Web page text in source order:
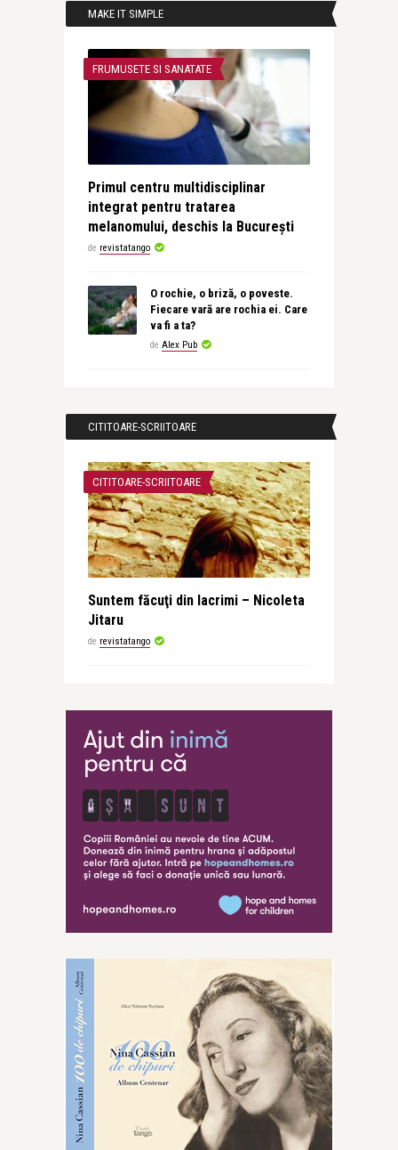
MAKE IT SIMPLE
FRUMUSETE SI SANATATE
Primul centru multidisciplinar
integrat pentru tratarea
melanomului, deschis la București
de revistatango
O rochie, o briză, o poveste.
Fiecare vară are rochia ei. Care
va fi a ta?
de Alex Pub
CITITOARE-SCRIITOARE
CITITOARE-SCRIITOARE
Suntem făcuţi din lacrimi – Nicoleta
Jitaru
de revistatango